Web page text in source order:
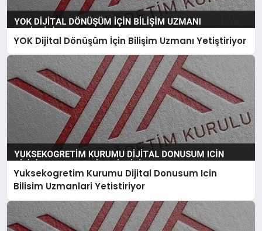
YOK Dijital Dönüşüm İçin Bilişim Uzmanı Yetiştiriyor
Yuksekogretim Kurumu Dijital Donusum Icin
Bilisim Uzmanlari Yetistiriyor